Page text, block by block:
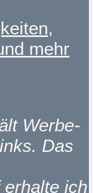
mehr
Werbe-
Das
ich